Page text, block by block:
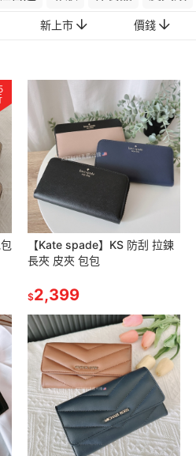
新上市 價錢
【Kate spade】KS 防刮 拉鍊
長夾 皮夾 包包
$2,399